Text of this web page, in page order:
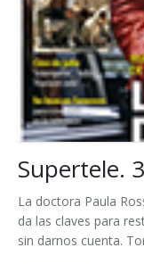
Supertele.
La doctora Paula
da las claves para
sin darnos cuenta.